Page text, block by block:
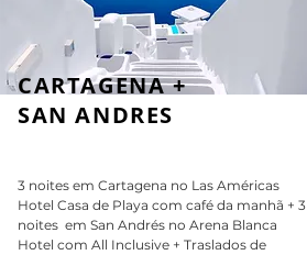
CARTAGENA +
SAN ANDRES
3 noites em Cartagena no Las Américas
Hotel Casa de Playa com café da manhã + 3
noites em San Andrés no Arena Blanca
Hotel com All Inclusive + Traslados de